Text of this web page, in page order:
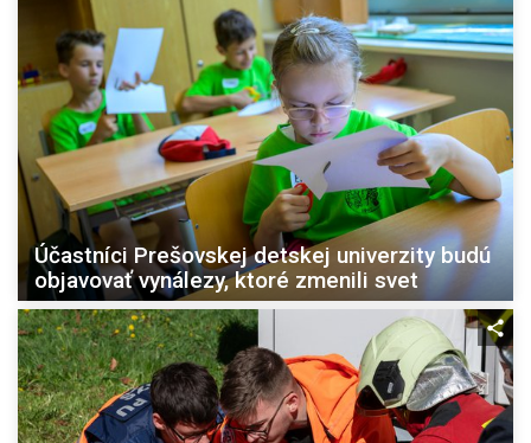
Účastníci Prešovskej detskej univerzity budú
objavovať vynálezy, ktoré zmenili svet